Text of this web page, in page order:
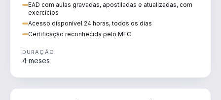
EAD com aulas gravadas, apostiladas e atualizadas, com
exercícios
Acesso disponível 24 horas, todos os dias
Certificação reconhecida pelo MEC
DURAÇÃO
4 meses